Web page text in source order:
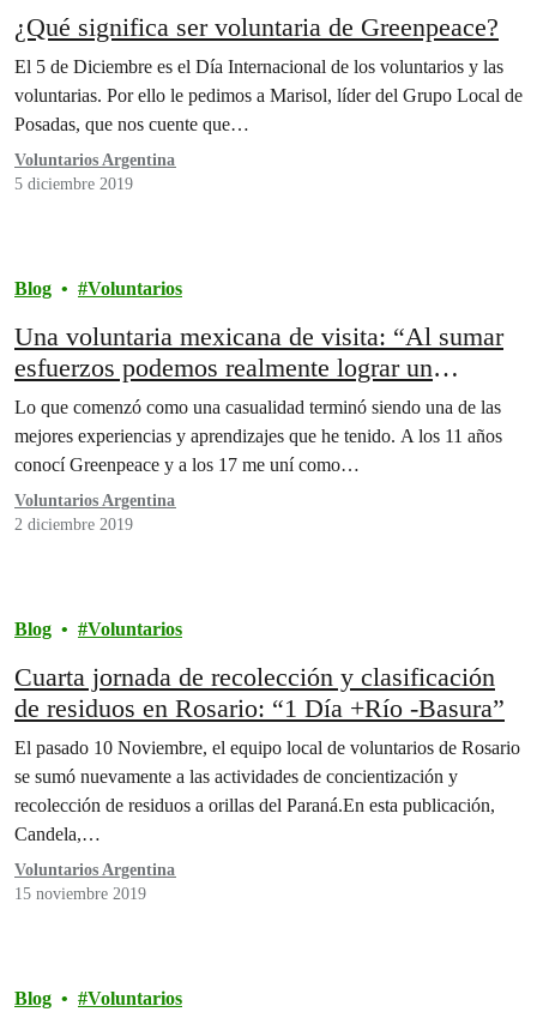
¿Qué significa ser voluntaria de Greenpeace?
El 5 de Diciembre es el Día Internacional de los voluntarios y las
voluntarias. Por ello le pedimos a Marisol, líder del Grupo Local de
Posadas, que nos cuente que…
Voluntarios Argentina
5 diciembre 2019
Blog Voluntarios
Una voluntaria mexicana de visita: “Al sumar
esfuerzos podemos realmente lograr un
cambio.”
Lo que comenzó como una casualidad terminó siendo una de las
mejores experiencias y aprendizajes que he tenido. A los 11 años
conocí Greenpeace y a los 17 me uní como…
Voluntarios Argentina
2 diciembre 2019
Blog Voluntarios
Cuarta jornada de recolección y clasificación
de residuos en Rosario: “1 Día +Río -Basura”
El pasado 10 Noviembre, el equipo local de voluntarios de Rosario
se sumó nuevamente a las actividades de concientización y
recolección de residuos a orillas del Paraná.En esta publicación,
Candela,…
Voluntarios Argentina
15 noviembre 2019
Blog Voluntarios